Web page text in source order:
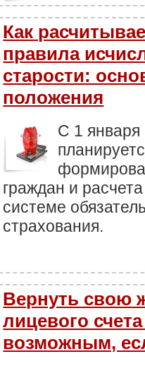
Как
правила
старости:
положения
С 1 января
граждан и
системе
страхования.
Вернуть свою
лицевого
возможным,